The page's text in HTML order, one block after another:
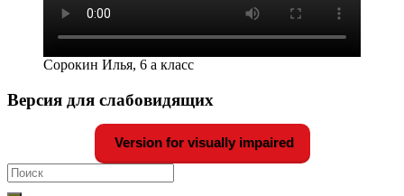
Сорокин Илья, 6 а класс
Версия для слабовидящих
Version for visually impaired
Search
for: